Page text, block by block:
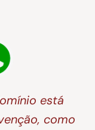
está
como